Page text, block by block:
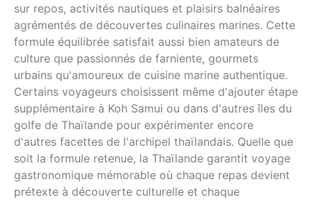
sur repos, activités nautiques et plaisirs balnéaires
agrémentés de découvertes culinaires marines. Cette
formule équilibrée satisfait aussi bien amateurs de
culture que passionnés de farniente, gourmets
urbains qu'amoureux de cuisine marine authentique.
Certains voyageurs choisissent même d'ajouter étape
supplémentaire à Koh Samui ou dans d'autres îles du
golfe de Thaïlande pour expérimenter encore
d'autres facettes de l'archipel thaïlandais. Quelle que
soit la formule retenue, la Thaïlande garantit voyage
gastronomique mémorable où chaque repas devient
prétexte à découverte culturelle et chaque